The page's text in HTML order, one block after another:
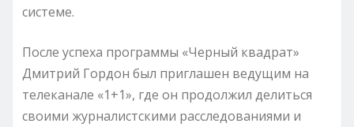
системе.
После успеха программы «Черный квадрат»
Дмитрий Гордон был приглашен ведущим на
телеканале «1+1», где он продолжил делиться
своими журналистскими расследованиями и